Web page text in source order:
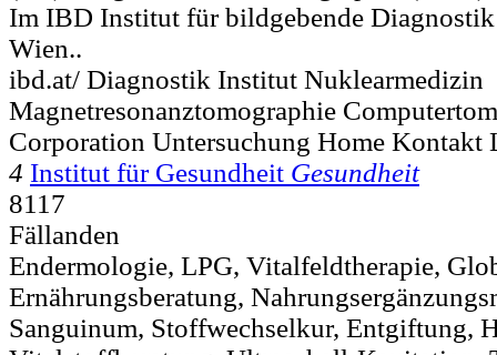
Im IBD Institut für bildgebende
Wien..
ibd.at/ Diagnostik Institut Nuklearmedizin
Magnetresonanztomographie
Corporation Untersuchung Home Kontakt
4 Institut für Gesundheit Gesundheit
8117
Fällanden
Endermologie, LPG, Vitalfeldtherapie,
Ernährungsberatung,
Sanguinum, Stoffwechselkur, Entgiftung,